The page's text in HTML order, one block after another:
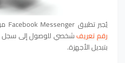
يُجبر تطبيق Facebook Messenger مؤخرًا المستخدمين على
رقم تعريفشخصي للوصول إلى سجل
بتبديل الأجهزة.